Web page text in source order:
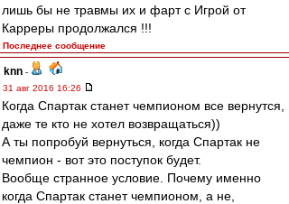
лишь бы не травмы их и фарт с Игрой от
Карреры продолжался !!!
Последнее сообщение
knn -
31 авг 2016 16:26
Когда Спартак станет чемпионом все вернутся,
даже те кто не хотел возвращаться))
А ты попробуй вернуться, когда Спартак не
чемпион - вот это поступок будет.
Вообще странное условие. Почему именно
когда Спартак станет чемпионом, а не,